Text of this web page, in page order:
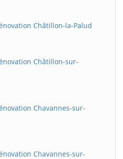
Châtillon-la-Palud
Châtillon-sur-
Chavannes-sur-
Chavannes-sur-